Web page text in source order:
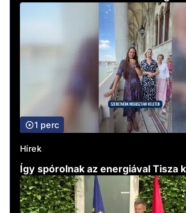
1 perc
Hírek
Így spórolnak az energiával Tisza